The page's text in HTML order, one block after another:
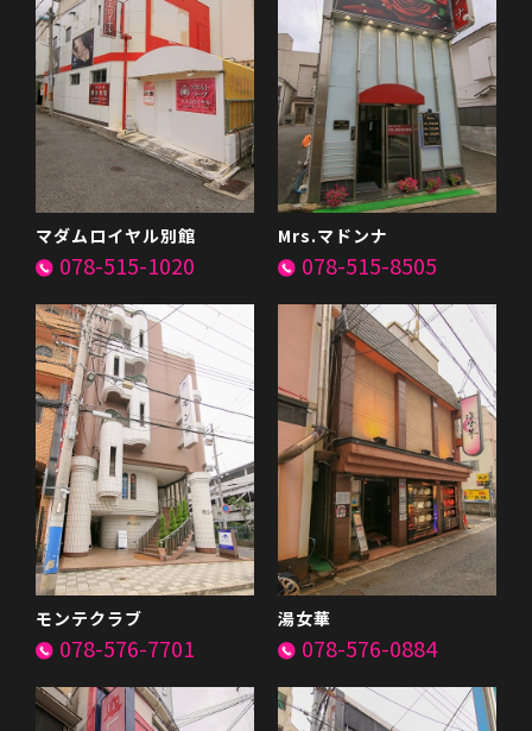
マダムロイヤル別館
078-515-1020
Mrs.マドンナ
078-515-8505
モンテクラブ
078-576-7701
湯女華
078-576-0884